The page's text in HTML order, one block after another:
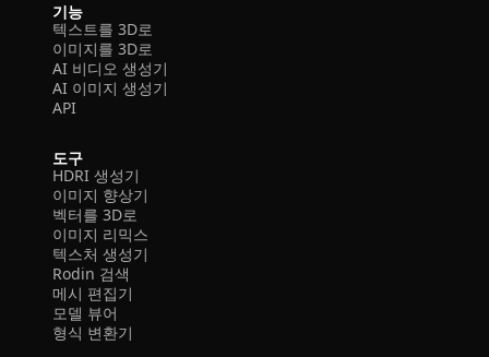
기능
텍스트를 3D로
이미지를 3D로
AI 비디오 생성기
AI 이미지 생성기
API
도구
HDRI 생성기
이미지 향상기
벡터를 3D로
이미지 리믹스
텍스처 생성기
Rodin 검색
메시 편집기
모델 뷰어
형식 변환기